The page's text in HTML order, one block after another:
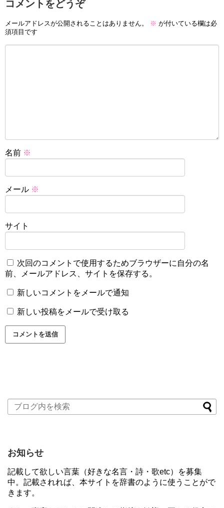
コメントをどうぞ
メールアドレスが公開されることはありません。 ※ が付いている欄は必
須項目です
名前 ※
メール ※
サイト
次回のコメントで使用するためブラウザーに自分の名
前、メールアドレス、サイトを保存する。
新しいコメントをメールで通知
新しい投稿をメールで受け取る
お知らせ
記載して欲しい言葉（好きな名言・詩・歌etc）を募集
中。記載されれば、本サイトを辞書のように使うことがで
きます。